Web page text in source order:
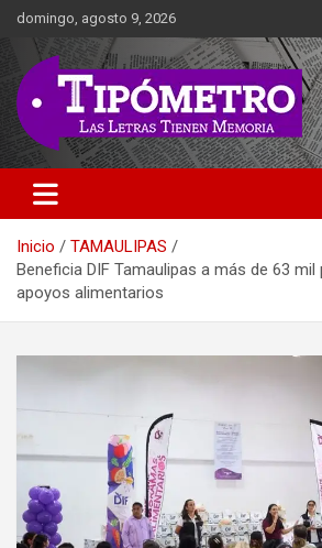
Saltar
contenido
domingo, agosto 9, 2026
Tipometro
Las Letras Tienen Memoria
Inicio
TAMAULIPAS
Beneficia DIF Tamaulipas a más de 63
apoyos alimentarios